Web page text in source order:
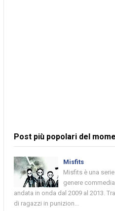
Post più popolari del
Misfits
Misfits è una
genere
andata in onda dal 2009 al 2013.
di ragazzi in punizion...